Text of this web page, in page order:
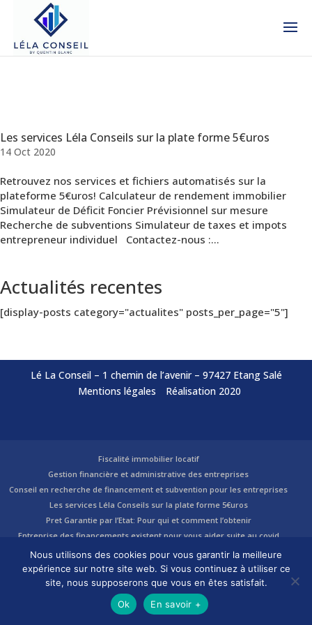
Les services Léla Conseils sur la plate forme 5€uros
14 Oct 2020
Retrouvez nos services et fichiers automatisés sur la
plateforme 5€uros! Calculateur de rendement immobilier
Simulateur de Déficit Foncier Prévisionnel sur mesure
Recherche de subventions Simulateur de taxes et impots
entrepreneur individuel Contactez-nous :...
Actualités recentes
[display-posts category="actualites" posts_per_page="5"]
Lé La Conseil – 1 chemin de l’avenir – 97427 Etang Salé
Mentions légales
Réalisation 2020
Fiscalité immobilier locatif
Gestion financière et administrative des entreprises
Conseil en recherche de financement et subvention pour les entreprises
Les services Léla Conseils sur la plate forme 5€uros
Pret Garantie par l’Etat: Pour qui et comment l’obtenir
Entreprise des financements existent pour vous aider suite au covid
Recherche de financements pour votre R&D
Entreprises et associations: A la recherche d’un financement ?
Nous utilisons des cookies pour vous garantir la meilleure
expérience sur notre site web. Si vous continuez à utiliser ce
site, nous supposerons que vous en êtes satisfait.
Ok
En savoir +